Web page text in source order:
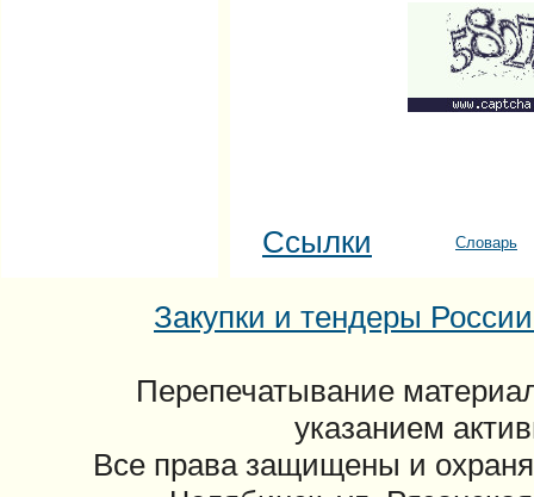
Ссылки Словарь
Закупки и тендеры
Перепечатывание
указанием
Все права защищены и